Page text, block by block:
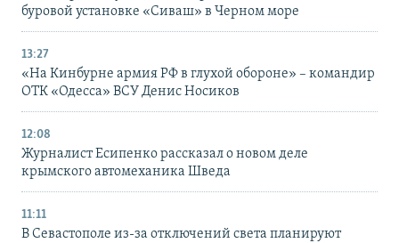
буровой установке «Сиваш» в Черном море
13:27
«На Кинбурне армия РФ в глухой обороне» – командир
ОТК «Одесса» ВСУ Денис Носиков
12:08
Журналист Есипенко рассказал о новом деле
крымского автомеханика Шведа
11:11
В Севастополе из-за отключений света планируют